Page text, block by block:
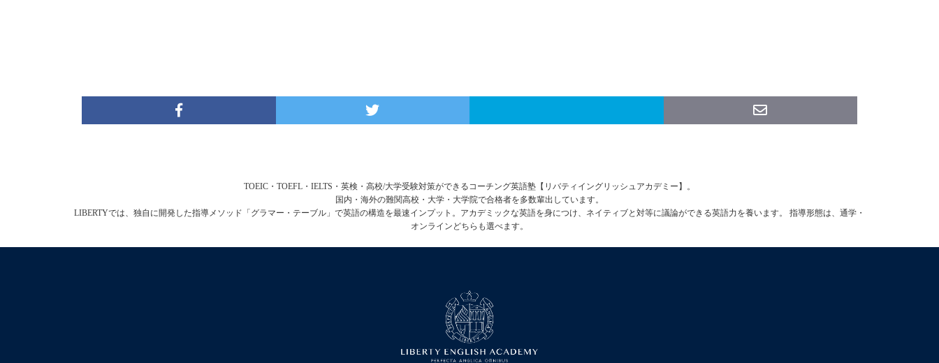
TOEIC・TOEFL・IELTS・英検・高校/大学受験対策ができるコーチング英語塾【リバティイングリッシュアカデミー】。
国内・海外の難関高校・大学・大学院で合格者を多数輩出しています。
LIBERTYでは、独自に開発した指導メソッド「グラマー・テーブル」で英語の構造を最速インプット。アカデミックな英語を身につけ、ネイティブと対等に議論ができる英語力を養います。 指導形態は、通学・
オンラインどちらも選べます。